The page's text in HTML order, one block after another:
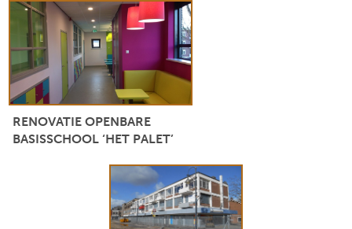
RENOVATIE OPENBARE
BASISSCHOOL ‘HET PALET’